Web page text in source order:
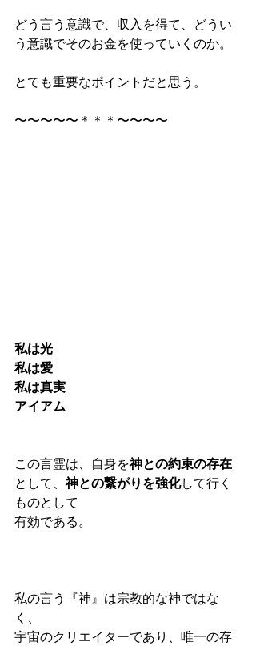
どう言う意識で、収入を得て、どうい
う意識でそのお金を使っていくのか。
とても重要なポイントだと思う。
〜〜〜〜〜＊＊＊〜〜〜〜
私は光
私は愛
私は真実
アイアム
この言霊は、自身を神との約束の存在
として、神との繋がりを強化して行く
ものとして
有効である。
私の言う『神』は宗教的な神ではな
く、
宇宙のクリエイターであり、唯一の存